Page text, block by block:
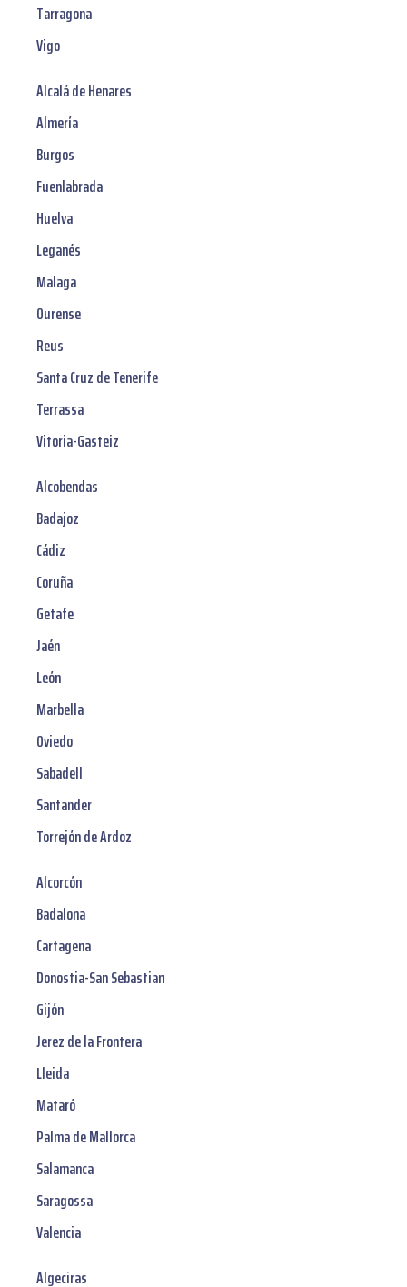
Tarragona
Vigo
Alcalá de Henares
Almería
Burgos
Fuenlabrada
Huelva
Leganés
Malaga
Ourense
Reus
Santa Cruz de Tenerife
Terrassa
Vitoria-Gasteiz
Alcobendas
Badajoz
Cádiz
Coruña
Getafe
Jaén
León
Marbella
Oviedo
Sabadell
Santander
Torrejón de Ardoz
Alcorcón
Badalona
Cartagena
Donostia-San Sebastian
Gijón
Jerez de la Frontera
Lleida
Mataró
Palma de Mallorca
Salamanca
Saragossa
Valencia
Algeciras